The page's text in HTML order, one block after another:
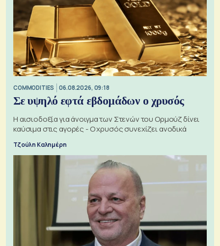
COMMODITIES 06.08.2026, 09:18
Σε υψηλό εφτά εβδομάδων ο χρυσός
Η αισιοδοξία για άνοιγμα των Στενών του Ορμούζ δίνει
καύσιμα στις αγορές - Ο χρυσός συνεχίζει ανοδικά
Τζούλη Καλημέρη